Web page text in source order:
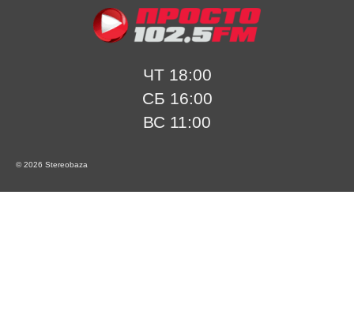
ЧТ 18:00
СБ 16:00
ВС 11:00
© 2026 Stereobaza